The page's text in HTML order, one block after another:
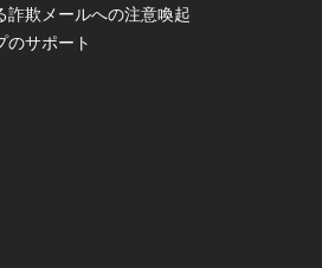
詐欺メールへの注意喚起
のサポート